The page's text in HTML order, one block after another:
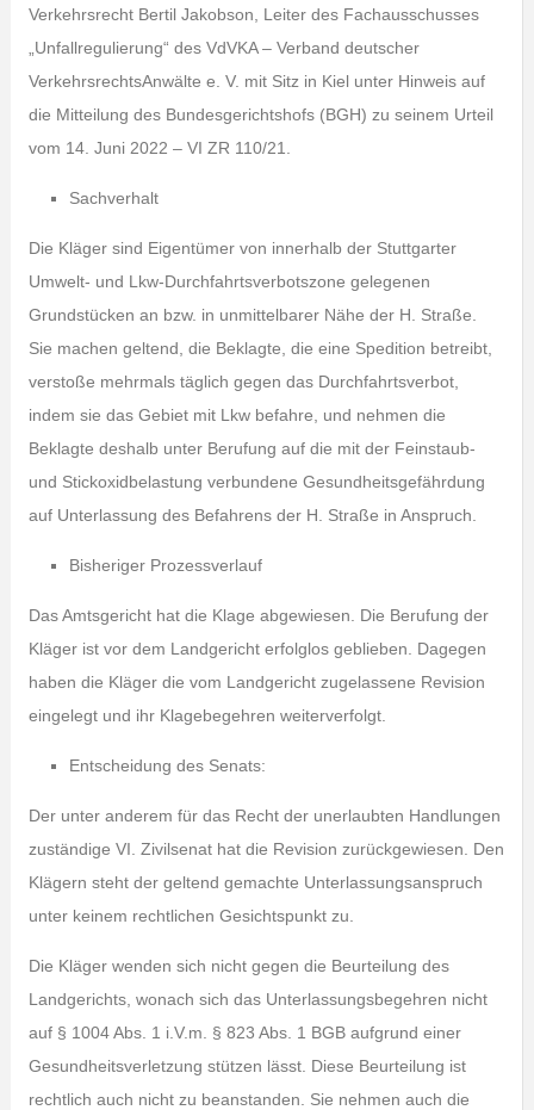
Verkehrsrecht Bertil Jakobson, Leiter des Fachausschusses
„Unfallregulierung“ des VdVKA – Verband deutscher
VerkehrsrechtsAnwälte e. V. mit Sitz in Kiel unter Hinweis auf
die Mitteilung des Bundesgerichtshofs (BGH) zu seinem Urteil
vom 14. Juni 2022 – VI ZR 110/21.
Sachverhalt
Die Kläger sind Eigentümer von innerhalb der Stuttgarter
Umwelt- und Lkw-Durchfahrtsverbotszone gelegenen
Grundstücken an bzw. in unmittelbarer Nähe der H. Straße.
Sie machen geltend, die Beklagte, die eine Spedition betreibt,
verstoße mehrmals täglich gegen das Durchfahrtsverbot,
indem sie das Gebiet mit Lkw befahre, und nehmen die
Beklagte deshalb unter Berufung auf die mit der Feinstaub-
und Stickoxidbelastung verbundene Gesundheitsgefährdung
auf Unterlassung des Befahrens der H. Straße in Anspruch.
Bisheriger Prozessverlauf
Das Amtsgericht hat die Klage abgewiesen. Die Berufung der
Kläger ist vor dem Landgericht erfolglos geblieben. Dagegen
haben die Kläger die vom Landgericht zugelassene Revision
eingelegt und ihr Klagebegehren weiterverfolgt.
Entscheidung des Senats:
Der unter anderem für das Recht der unerlaubten Handlungen
zuständige VI. Zivilsenat hat die Revision zurückgewiesen. Den
Klägern steht der geltend gemachte Unterlassungsanspruch
unter keinem rechtlichen Gesichtspunkt zu.
Die Kläger wenden sich nicht gegen die Beurteilung des
Landgerichts, wonach sich das Unterlassungsbegehren nicht
auf § 1004 Abs. 1 i.V.m. § 823 Abs. 1 BGB aufgrund einer
Gesundheitsverletzung stützen lässt. Diese Beurteilung ist
rechtlich auch nicht zu beanstanden. Sie nehmen auch die